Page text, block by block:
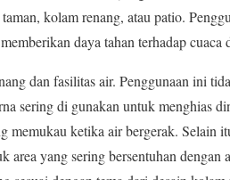
kolam renang, atau patio.
daya tahan terhadap
dan fasilitas air. Penggunaan ini
sering di gunakan untuk menghias
memukau ketika air bergerak. Selain
yang sering bersentuhan dengan